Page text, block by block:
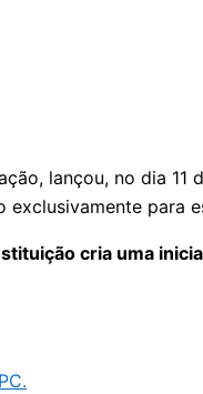
lançou, no dia
cria uma